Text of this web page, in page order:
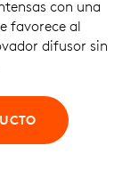
con una
favorece al
difusor sin